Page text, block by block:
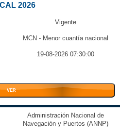
2026
Vigente
MCN - Menor cuantía nacional
19-08-2026 07:30:00
VER
Administración Nacional de
Navegación y Puertos (ANNP)